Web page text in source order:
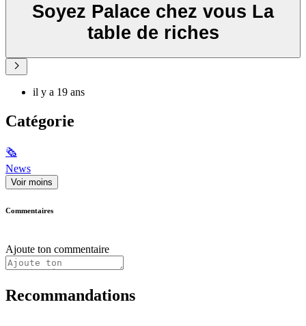
Soyez Palace chez vous La
table de riches
il y a 19 ans
Catégorie
🗞
News
Voir moins
Commentaires
Ajoute ton commentaire
Recommandations